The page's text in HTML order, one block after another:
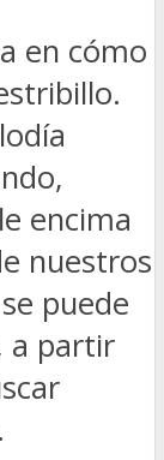
en cómo
encima
nuestros
puede
a partir